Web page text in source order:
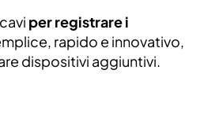
per registrare i
rapido e innovativo,
dispositivi aggiuntivi.